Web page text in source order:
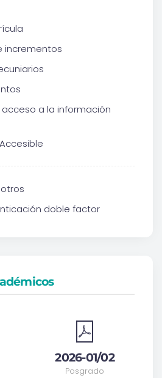
incrementos
a la información
doble factor
2026-01/02
Posgrado